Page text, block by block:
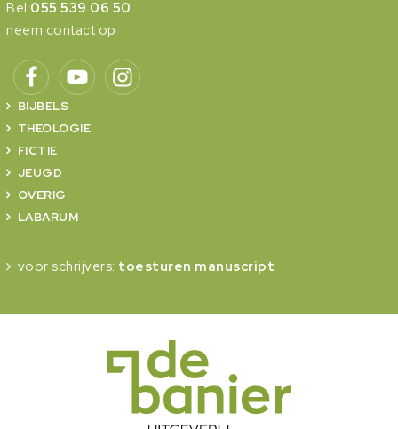
Bel 055 539 06 50
neem contact op
BIJBELS
THEOLOGIE
FICTIE
JEUGD
OVERIG
LABARUM
voor schrijvers: toesturen manuscript